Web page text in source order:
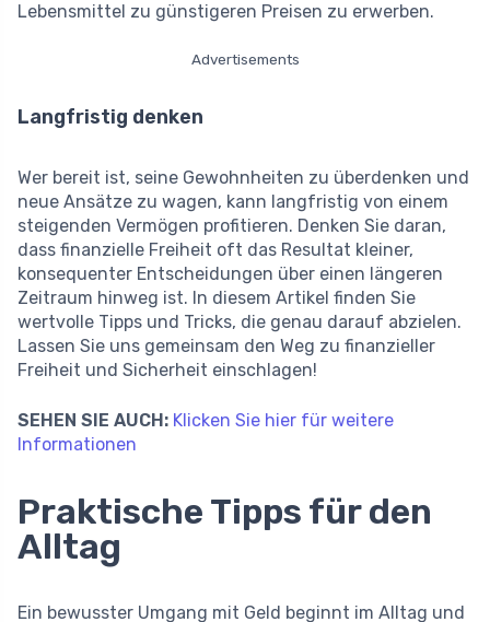
Lebensmittel zu günstigeren Preisen zu erwerben.
Advertisements
Langfristig denken
Wer bereit ist, seine Gewohnheiten zu überdenken und
neue Ansätze zu wagen, kann langfristig von einem
steigenden Vermögen profitieren. Denken Sie daran,
dass finanzielle Freiheit oft das Resultat kleiner,
konsequenter Entscheidungen über einen längeren
Zeitraum hinweg ist. In diesem Artikel finden Sie
wertvolle Tipps und Tricks, die genau darauf abzielen.
Lassen Sie uns gemeinsam den Weg zu finanzieller
Freiheit und Sicherheit einschlagen!
SEHEN SIE AUCH: Klicken Sie hier für weitere
Informationen
Praktische Tipps für den
Alltag
Ein bewusster Umgang mit Geld beginnt im Alltag und